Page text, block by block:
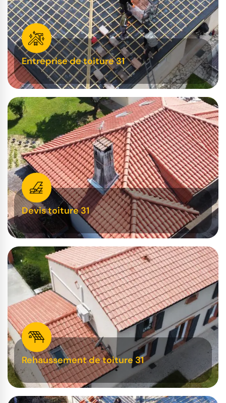
Entreprise de toiture 31
Devis toiture 31
Rehaussement de toiture 31